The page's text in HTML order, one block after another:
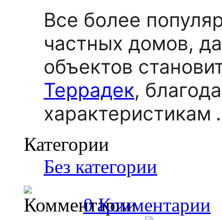
Все более
частных домов,
объектов
Террадек,
характеристикам
Категории
Без категории
0 Комментарии